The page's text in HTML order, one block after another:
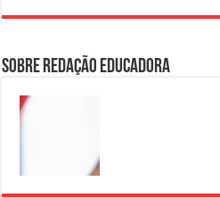
Sobre Redação Educadora